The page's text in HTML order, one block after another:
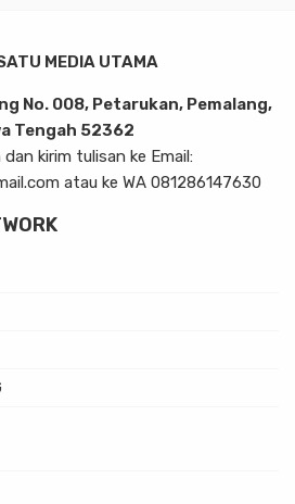
MEDIA UTAMA
No. 008, Petarukan, Pemalang,
Tengah 52362
dan kirim tulisan ke Email:
atau ke WA 081286147630